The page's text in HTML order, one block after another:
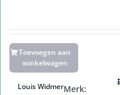
Toevoegen aan
winkelwagen
Merk:
Louis Widmer